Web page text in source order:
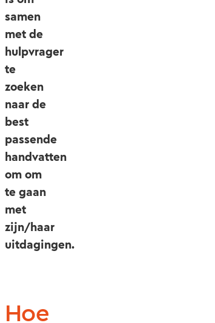
samen
met de
hulpvrager
te
zoeken
naar de
best
passende
handvatten
om om
te gaan
met
zijn/haar
uitdagingen.
Hoe